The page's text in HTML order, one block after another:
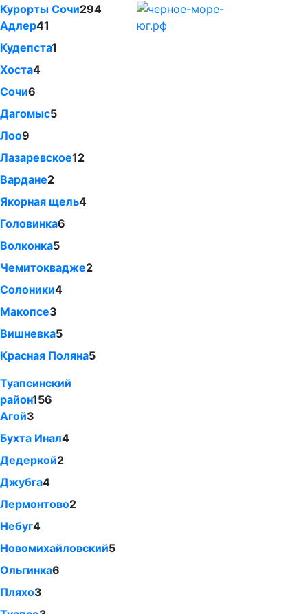
Курорты Сочи294
Адлер41
Кудепста1
Хоста4
Сочи6
Дагомыс5
Лоо9
Лазаревское12
Вардане2
Якорная щель4
Головинка6
Волконка5
Чемитоквадже2
Солоники4
Макопсе3
Вишневка5
Красная Поляна5
Туапсинский
район156
Агой3
Бухта Инал4
Дедеркой2
Джубга4
Лермонтово2
Небуг4
Новомихайловский5
Ольгинка6
Пляхо3